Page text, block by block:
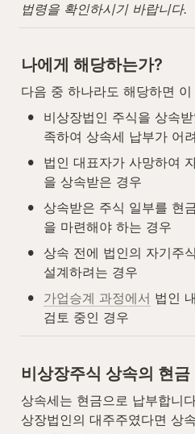
법령을 확인하시기 바랍니다.
나에게 해당하는가?
다음 중 하나라도 해당하면
•
비상장법인 주식을 상속
족하여 상속세 납부가 어
•
법인 대표자가 사망하여
을 상속받은 경우
•
상속받은 주식 일부를 현
을 마련해야 하는 경우
•
상속 전에 법인의 자기주
설계하려는 경우
• 가업승계 과정에서 법인
검토 중인 경우
비상장주식 상속의 현금
상속세는 현금으로 납부합니
상장법인의 대주주였다면 상